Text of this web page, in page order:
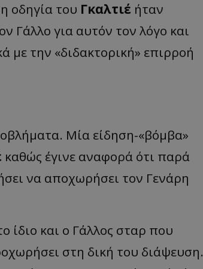
οδηγία του Γκαλτιέ ήταν
Γάλλο για αυτόν τον λόγο και
με την «διδακτορική» επιρροή
Μία είδηση-«βόμβα»
καθώς έγινε αναφορά ότι παρά
να αποχωρήσει τον Γενάρη
ίδιο και ο Γάλλος σταρ που
στη δική του διάψευση.